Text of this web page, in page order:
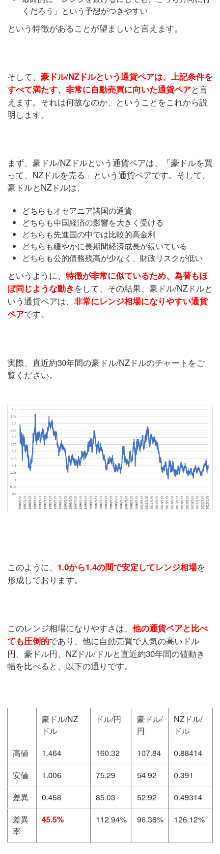
くだろう」という予想がつきやすい
という特徴があることが望ましいと言えます。
そして、 豪ドル/NZドルという通貨ペアは、上記条件を
すべて満たす、非常に自動売買に向いた通貨ペアと言
えます。それは何故なのか、ということをこれから説
明します。
まず、豪ドル/NZドルという通貨ペアは、「豪ドルを買
って、NZドルを売る」という通貨ペアです。そして、
豪ドルとNZドルは、
どちらもオセアニア諸国の通貨
どちらも中国経済の影響を大きく受ける
どちらも先進国の中では比較的高金利
どちらも緩やかに長期間経済成長が続いている
どちらも公的債務残高が少なく、財政リスクが低い
というように、 特徴が非常に似ているため、為替もほ
ぼ同じような動き をして、その結果、豪ドル/NZドルと
いう通貨ペアは、 非常にレンジ相場になりやすい通貨
ペアです。
実際、直近約30年間の豪ドル/NZドルのチャートをご
覧ください。
このように、 1.0から1.4の間で安定してレンジ相場を
形成しております。
このレンジ相場になりやすさは、 他の通貨ペアと比べ
ても圧倒的であり、他に自動売買で人気の高いドル
円、豪ドル円、NZドル/ドルと直近約30年間の値動き
幅を比べると、以下の通りです。
豪ドル/NZ
ドル
ドル/円
豪ドル/
円
NZドル/
ドル
高値
1.464 160.32 107.84
0.88414
安値
1.006 75.29 54.92
0.391
差異
0.458 85.03 52.92
0.49314
差異
率
45.5% 112.94% 96.36% 126.12%